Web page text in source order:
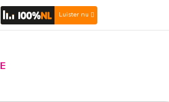
Luister nu